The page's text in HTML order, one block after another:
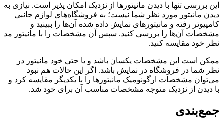
این بررسی تنها با دیدن مانیتورها از نزدیک امکان پذیر است. نیازی به
دیدن مانیتور مورد نظر شما نیست؛ به فروشگاه‌های لوازم جانبی
کامپیوتر رفته و مانیتورهای نمایش داده شده آن‌ها را ببینید و
مشخصات آن‌ها را بررسی کنید. سپس آن مشخصات را با مانیتور مد
نظر خود مقایسه کنید.
ممکن است این مشخصات یکسان باشد و یا حتی خود مانیتور در
نظر شما در فروشگاه در نمایش باشد. اگر این حالات هم نبود
می‌توان مشخصات ارگونومیک مانیتورها را با یکدیگر مقایسه کرد و
با دیدن از نزدیک متوجه مشخصات مناسب آن برای خود شد.
جمع‌بندی